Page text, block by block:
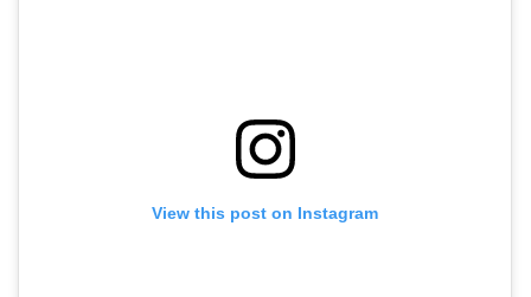
View this post on Instagram